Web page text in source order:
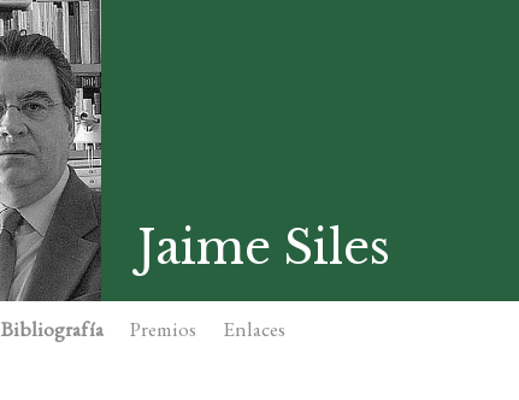
Jaime Siles
Bibliografía Premios Enlaces